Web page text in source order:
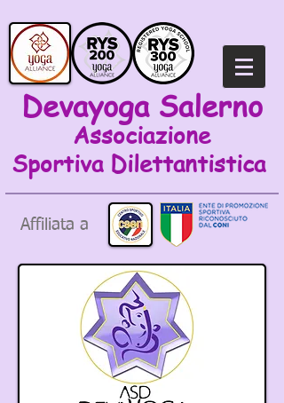
Devayoga Salerno
Associazione
Sportiva Dilettantistica
Affiliata a